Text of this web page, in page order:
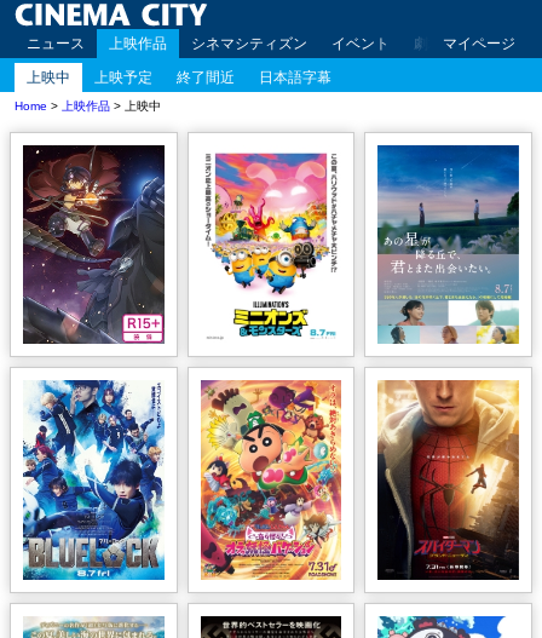
ニュース 上映作品 シネマシティズン イベント 劇場案内 アク
マイページ
上映中
上映予定 終了間近 日本語字幕
Home > 上映作品 > 上映中